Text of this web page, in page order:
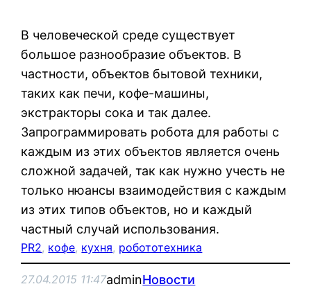
В человеческой среде существует
большое разнообразие объектов. В
частности, объектов бытовой техники,
таких как печи, кофе-машины,
экстракторы сока и так далее.
Запрограммировать робота для работы с
каждым из этих объектов является очень
сложной задачей, так как нужно учесть не
только нюансы взаимодействия с каждым
из этих типов объектов, но и каждый
частный случай использования.
PR2, кофе, кухня, робототехника
27.04.2015 11:47adminНовости